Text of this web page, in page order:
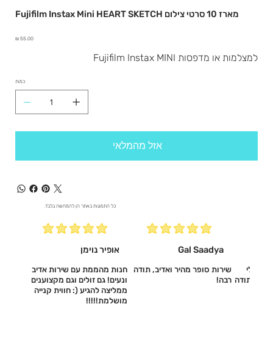
Fujifilm Instax Mini HEART SKETCH מארז 10 סרטי צילום
מחיר ‏55.00 ‏₪
למצלמות או מדפסות Fujifilm Instax MINI
כמות
אזל מהמלאי
כל התמונות באתר הן להמחשה בלבד.
אופיר נוימן
חנות מהממת עם שירות אדיב
ונעים! גם זולים וגם מקצוענים
ממליצה להגיע (: חווית קנייה
מושלמת!!!!!‎
Gal Saadya
שירות סופר מהיר ואדיב, תודה
רבה!
לי
תודה